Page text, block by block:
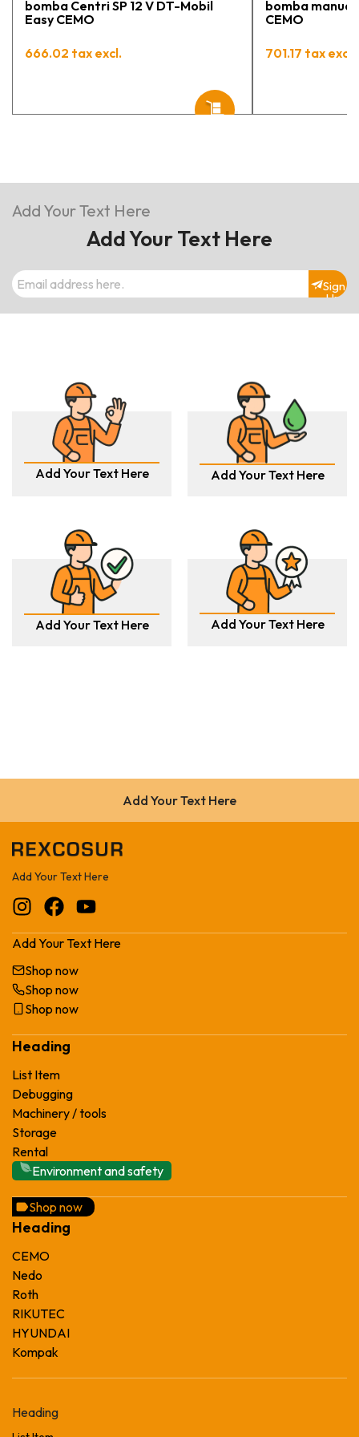
bomba Centri SP 12 V DT-Mobil
Easy CEMO
666.02 tax excl.
bomba
CEMO
701.17 tax excl.
Add Your Text Here
Add Your Text Here
Sign
Up
Add Your Text Here Add Your Text Here
Add Your Text Here Add Your Text Here
Add Your Text Here
Add Your Text Here
Add Your Text Here
Shop now
Shop now
Shop now
Heading
List Item
Debugging
Machinery / tools
Storage
Rental
Environment and safety
Shop now
Heading
CEMO
Nedo
Roth
RIKUTEC
HYUNDAI
Kompak
Heading